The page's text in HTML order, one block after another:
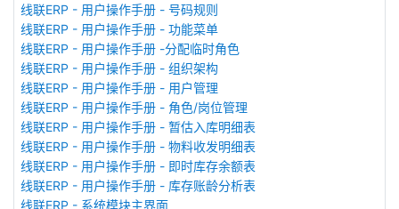
线联ERP - 用户操作手册 - 号码规则
线联ERP - 用户操作手册 - 功能菜单
线联ERP - 用户操作手册 -分配临时角色
线联ERP - 用户操作手册 - 组织架构
线联ERP - 用户操作手册 - 用户管理
线联ERP - 用户操作手册 - 角色/岗位管理
线联ERP - 用户操作手册 - 暂估入库明细表
线联ERP - 用户操作手册 - 物料收发明细表
线联ERP - 用户操作手册 - 即时库存余额表
线联ERP - 用户操作手册 - 库存账龄分析表
线联ERP - 系统模块主界面